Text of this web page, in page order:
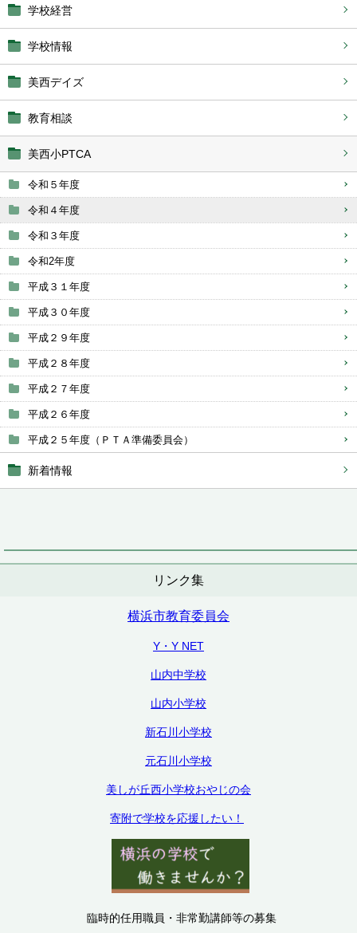
学校経営
学校情報
美西デイズ
教育相談
美西小PTCA
令和５年度
令和４年度
令和３年度
令和2年度
平成３１年度
平成３０年度
平成２９年度
平成２８年度
平成２７年度
平成２６年度
平成２５年度（ＰＴＡ準備委員会）
新着情報
リンク集
横浜市教育委員会
Y・Y NET
山内中学校
山内小学校
新石川小学校
元石川小学校
美しが丘西小学校おやじの会
寄附で学校を応援したい！
臨時的任用職員・非常勤講師等の募集